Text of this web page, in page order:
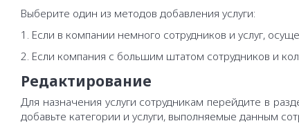
Выберите один из методов добавления услуги:
1. Если в компании немного сотрудников и услуг,
2. Если компания с большим штатом сотрудников и
Редактирование
Для назначения услуги сотрудникам перейдите в
добавьте категории и услуги, выполняемые данным